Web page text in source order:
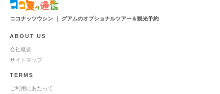
ココナッツウシン ｜ グアムのオプショナルツアー＆観光予約
ABOUT US
会社概要
サイトマップ
TERMS
ご利用にあたって